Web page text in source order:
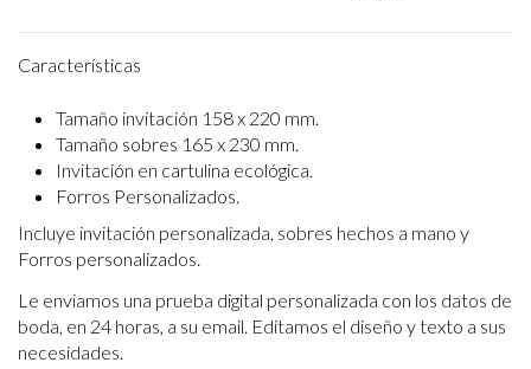
Características
Tamaño invitación 158 x 220 mm.
Tamaño sobres 165 x 230 mm.
Invitación en cartulina ecológica.
Forros Personalizados.
Incluye invitación personalizada, sobres hechos a mano y
Forros personalizados.
Le enviamos una prueba digital personalizada con los datos de
boda, en 24 horas, a su email. Editamos el diseño y texto a sus
necesidades.